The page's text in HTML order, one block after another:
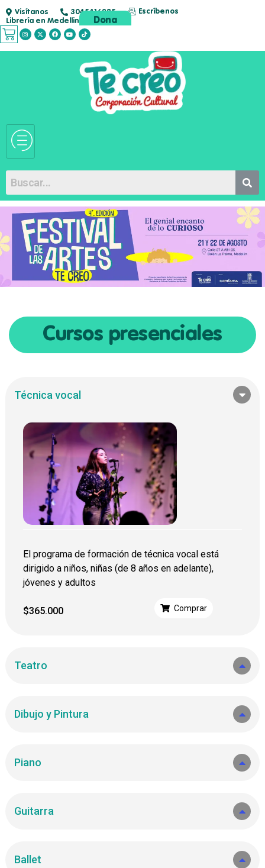
Visítanos 3045416285
Escríbenos
Librería en Medellin
Dona
Cursos presenciales
Técnica vocal
El programa de formación de técnica vocal está
dirigido a niños, niñas (de 8 años en adelante),
jóvenes y adultos
$365.000 Comprar
Teatro
Dibujo y Pintura
Piano
Guitarra
Ballet